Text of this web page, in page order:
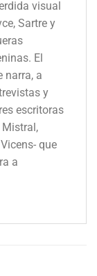
visual
Sartre y
El
narra, a
y
escritoras
que
a